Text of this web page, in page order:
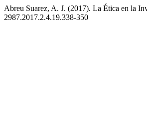
Abreu Suarez, A. J. (2017). La Ética en la
2987.2017.2.4.19.338-350